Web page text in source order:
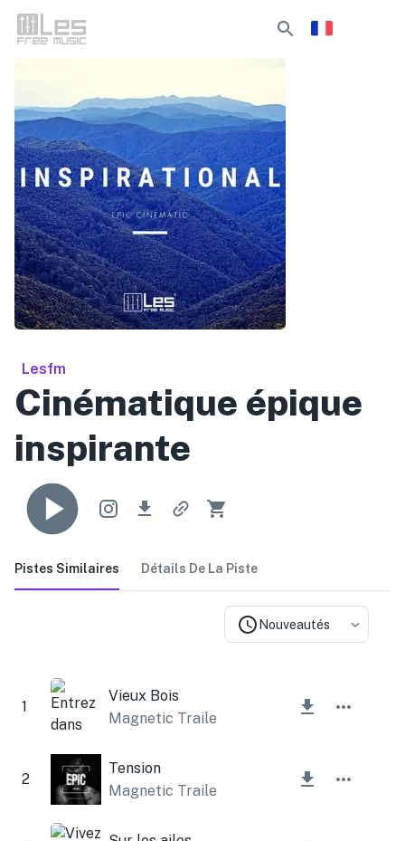
Lesfm
Cinématique épique
inspirante
Pistes Similaires Détails De La Piste
Nouveautés
1
Vieux Bois
Magnetic Trailer
2
Tension
Magnetic Trailer